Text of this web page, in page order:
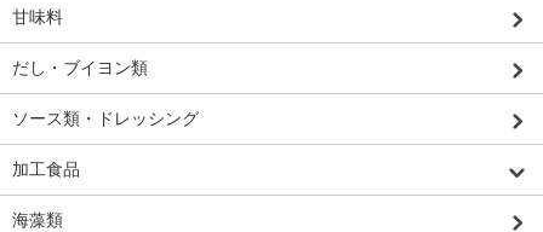
甘味料
だし・ブイヨン類
ソース類・ドレッシング
加工食品
海藻類